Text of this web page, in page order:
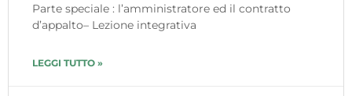
Parte speciale : l’amministratore ed il contratto
d’appalto– Lezione integrativa
LEGGI TUTTO »